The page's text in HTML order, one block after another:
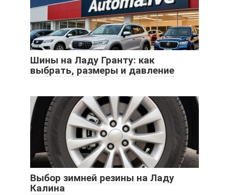
Шины на Ладу Гранту: как
выбрать, размеры и давление
Выбор зимней резины на Ладу
Калина